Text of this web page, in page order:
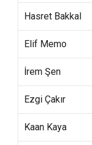
Hasret Bakkal
Elif Memo
İrem Şen
Ezgi Çakır
Kaan Kaya